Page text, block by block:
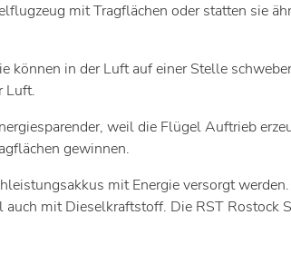
mit Tragflächen oder statten sie
in der Luft auf einer Stelle
Luft.
weil die Flügel Auftrieb
gewinnen.
mit Energie versorgt
mit Dieselkraftstoff. Die RST Rostock